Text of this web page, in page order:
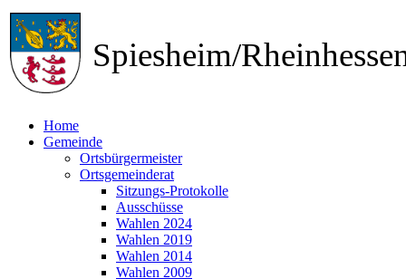
Spiesheim/
Home
Gemeinde
Ortsbürgermeister
Ortsgemeinderat
Sitzungs-Protokolle
Ausschüsse
Wahlen 2024
Wahlen 2019
Wahlen 2014
Wahlen 2009